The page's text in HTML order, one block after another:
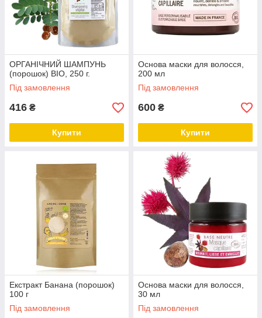
ОРГАНІЧНИЙ ШАМПУНЬ
(порошок) BIO, 250 г.
Під замовлення
416 ₴
Купити
Основа маски для волосся,
200 мл
Під замовлення
600 ₴
Купити
Екстракт Банана (порошок)
100 г
Під замовлення
Основа маски для волосся,
30 мл
Під замовлення